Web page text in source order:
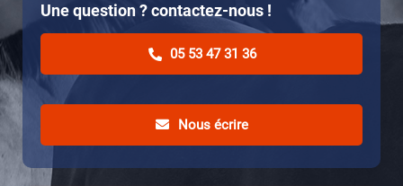
Une question ? contactez-nous !
05 53 47 31 36
Nous écrire